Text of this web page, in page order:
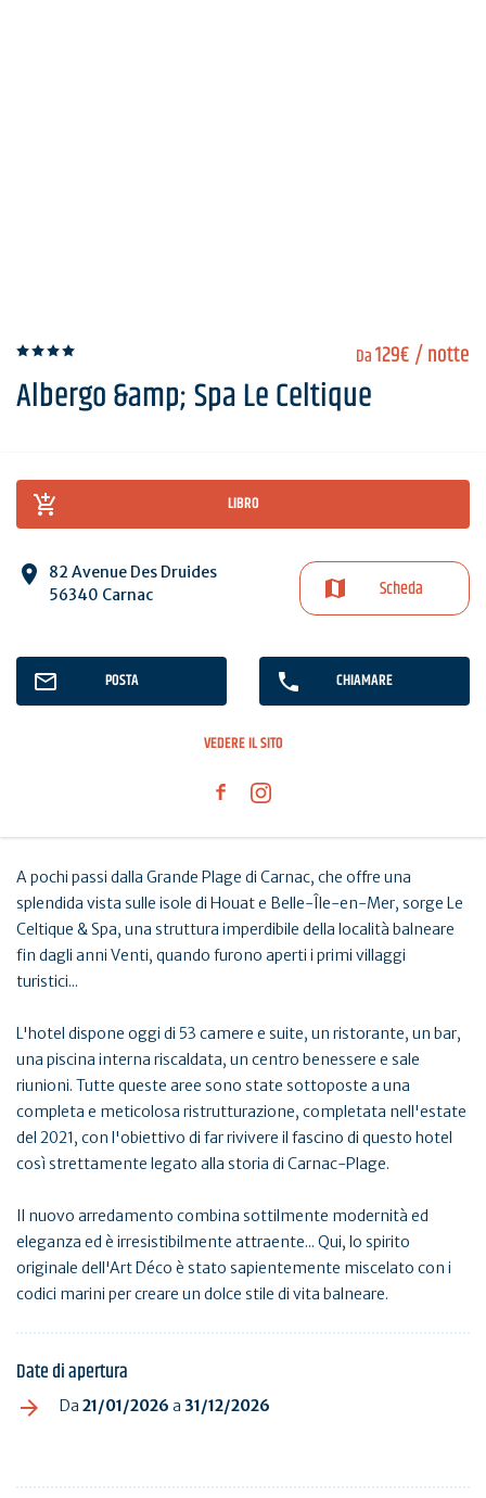
Da129€/ notte
Albergo &amp; Spa Le Celtique
LIBRO
82 Avenue Des Druides
56340 Carnac
Scheda
POSTA CHIAMARE
VEDERE IL SITO
A pochi passi dalla Grande Plage di Carnac, che offre una
splendida vista sulle isole di Houat e Belle-Île-en-Mer, sorge Le
Celtique & Spa, una struttura imperdibile della località balneare
fin dagli anni Venti, quando furono aperti i primi villaggi
turistici...
L'hotel dispone oggi di 53 camere e suite, un ristorante, un bar,
una piscina interna riscaldata, un centro benessere e sale
riunioni. Tutte queste aree sono state sottoposte a una
completa e meticolosa ristrutturazione, completata nell'estate
del 2021, con l'obiettivo di far rivivere il fascino di questo hotel
così strettamente legato alla storia di Carnac-Plage.
Il nuovo arredamento combina sottilmente modernità ed
eleganza ed è irresistibilmente attraente... Qui, lo spirito
originale dell'Art Déco è stato sapientemente miscelato con i
codici marini per creare un dolce stile di vita balneare.
Date di apertura
Da 21/01/2026 a 31/12/2026